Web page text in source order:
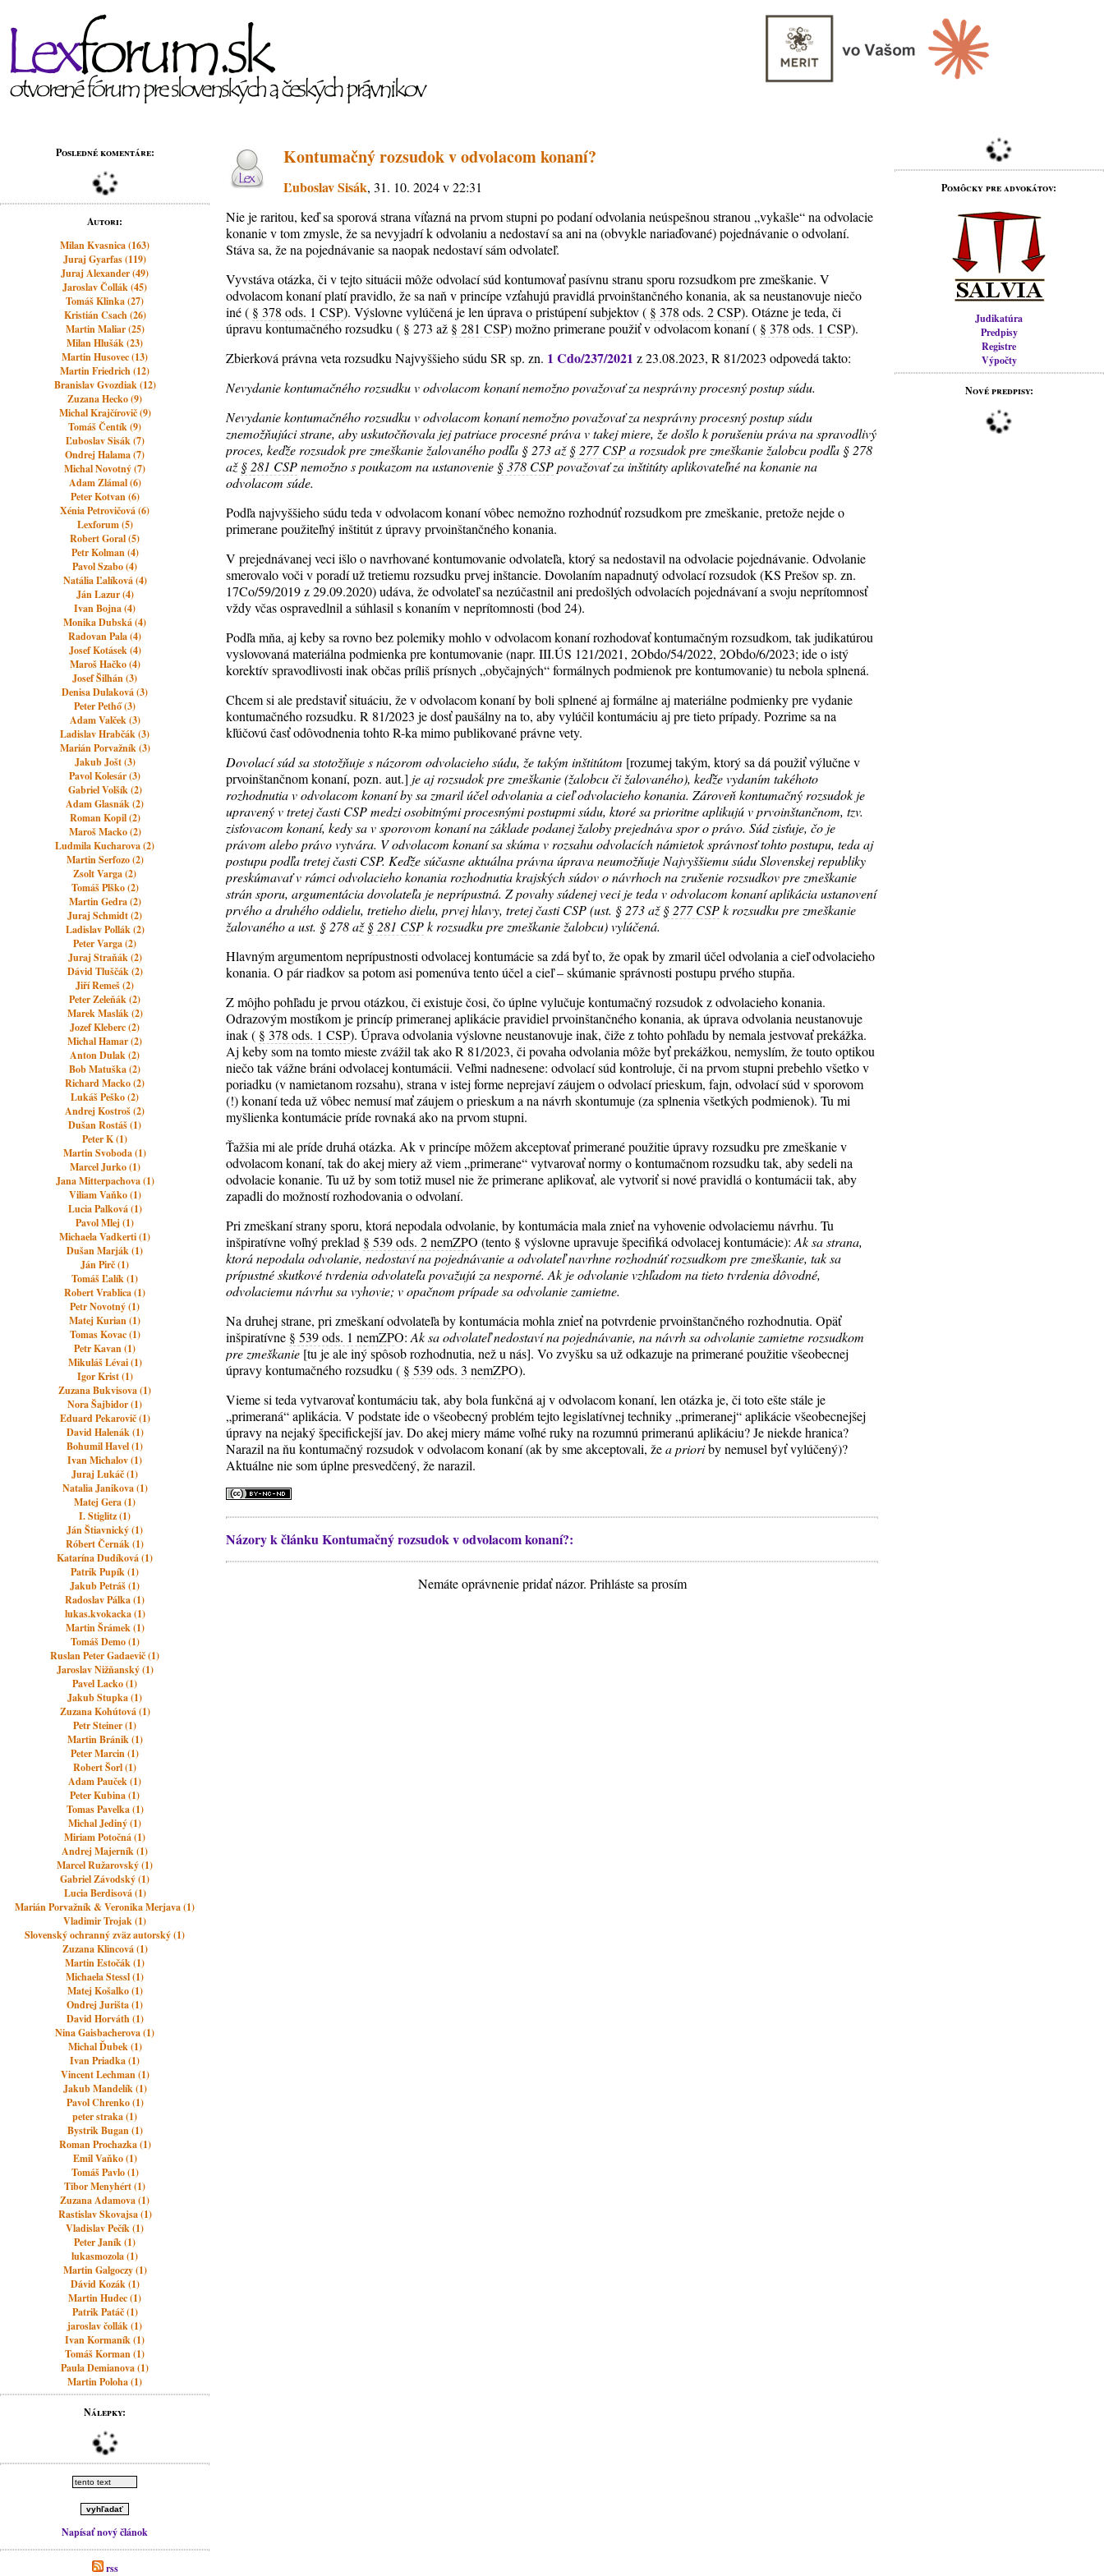
Posledné komentáre:
Autori:
Milan Kvasnica (163)
Juraj Gyarfas (119)
Juraj Alexander (49)
Jaroslav Čollák (45)
Tomáš Klinka (27)
Kristián Csach (26)
Martin Maliar (25)
Milan Hlušák (23)
Martin Husovec (13)
Martin Friedrich (12)
Branislav Gvozdiak (12)
Zuzana Hecko (9)
Michal Krajčírovič (9)
Tomáš Čentík (9)
Ľuboslav Sisák (7)
Ondrej Halama (7)
Michal Novotný (7)
Adam Zlámal (6)
Peter Kotvan (6)
Xénia Petrovičová (6)
Lexforum (5)
Robert Goral (5)
Petr Kolman (4)
Pavol Szabo (4)
Natália Ľalíková (4)
Ján Lazur (4)
Ivan Bojna (4)
Monika Dubská (4)
Radovan Pala (4)
Josef Kotásek (4)
Maroš Hačko (4)
Josef Šilhán (3)
Denisa Dulaková (3)
Peter Pethő (3)
Adam Valček (3)
Ladislav Hrabčák (3)
Marián Porvažník (3)
Jakub Jošt (3)
Pavol Kolesár (3)
Gabriel Volšík (2)
Adam Glasnák (2)
Roman Kopil (2)
Maroš Macko (2)
Ludmila Kucharova (2)
Martin Serfozo (2)
Zsolt Varga (2)
Tomáš Plško (2)
Martin Gedra (2)
Juraj Schmidt (2)
Ladislav Pollák (2)
Peter Varga (2)
Juraj Straňák (2)
Dávid Tluščák (2)
Jiří Remeš (2)
Peter Zeleňák (2)
Marek Maslák (2)
Jozef Kleberc (2)
Michal Hamar (2)
Anton Dulak (2)
Bob Matuška (2)
Richard Macko (2)
Lukáš Peško (2)
Andrej Kostroš (2)
Dušan Rostáš (1)
Peter K (1)
Martin Svoboda (1)
Marcel Jurko (1)
Jana Mitterpachova (1)
Viliam Vaňko (1)
Lucia Palková (1)
Pavol Mlej (1)
Michaela Vadkerti (1)
Dušan Marják (1)
Ján Pirč (1)
Tomáš Ľalík (1)
Robert Vrablica (1)
Petr Novotný (1)
Matej Kurian (1)
Tomas Kovac (1)
Petr Kavan (1)
Mikuláš Lévai (1)
Igor Krist (1)
Zuzana Bukvisova (1)
Nora Šajbidor (1)
Eduard Pekarovič (1)
David Halenák (1)
Bohumil Havel (1)
Ivan Michalov (1)
Juraj Lukáč (1)
Natalia Janikova (1)
Matej Gera (1)
I. Stiglitz (1)
Ján Štiavnický (1)
Róbert Černák (1)
Katarína Dudíková (1)
Patrik Pupík (1)
Jakub Petráš (1)
Radoslav Pálka (1)
lukas.kvokacka (1)
Martin Šrámek (1)
Tomáš Demo (1)
Ruslan Peter Gadaevič (1)
Jaroslav Nižňanský (1)
Pavel Lacko (1)
Jakub Stupka (1)
Zuzana Kohútová (1)
Petr Steiner (1)
Martin Bránik (1)
Peter Marcin (1)
Robert Šorl (1)
Adam Pauček (1)
Peter Kubina (1)
Tomas Pavelka (1)
Michal Jediný (1)
Miriam Potočná (1)
Andrej Majerník (1)
Marcel Ružarovský (1)
Gabriel Závodský (1)
Lucia Berdisová (1)
Marián Porvažník & Veronika Merjava (1)
Vladimir Trojak (1)
Slovenský ochranný zväz autorský (1)
Zuzana Klincová (1)
Martin Estočák (1)
Michaela Stessl (1)
Matej Košalko (1)
Ondrej Jurišta (1)
David Horváth (1)
Nina Gaisbacherova (1)
Michal Ďubek (1)
Ivan Priadka (1)
Vincent Lechman (1)
Jakub Mandelík (1)
Pavol Chrenko (1)
peter straka (1)
Bystrik Bugan (1)
Roman Prochazka (1)
Emil Vaňko (1)
Tomáš Pavlo (1)
Tibor Menyhért (1)
Zuzana Adamova (1)
Rastislav Skovajsa (1)
Vladislav Pečík (1)
Peter Janík (1)
lukasmozola (1)
Martin Galgoczy (1)
Dávid Kozák (1)
Martin Hudec (1)
Patrik Patáč (1)
jaroslav čollák (1)
Ivan Kormaník (1)
Tomáš Korman (1)
Paula Demianova (1)
Martin Poloha (1)
Nálepky:
Napísať nový článok
rss
Pomôcky pre advokátov:
Judikatúra
Predpisy
Registre
Výpočty
Nové predpisy:
Kontumačný rozsudok v odvolacom konaní?
Ľuboslav Sisák, 31. 10. 2024 v 22:31
Nie je raritou, keď sa sporová strana víťazná na prvom stupni po podaní odvolania neúspešnou stranou „vykašle“ na odvolacie
konanie v tom zmysle, že sa nevyjadrí k odvolaniu a nedostaví sa ani na (obvykle nariaďované) pojednávanie o odvolaní.
Stáva sa, že na pojednávanie sa naopak nedostaví sám odvolateľ.
Vyvstáva otázka, či v tejto situácii môže odvolací súd kontumovať pasívnu stranu sporu rozsudkom pre zmeškanie. V
odvolacom konaní platí pravidlo, že sa naň v princípe vzťahujú pravidlá prvoinštančného konania, ak sa neustanovuje niečo
iné ( § 378 ods. 1 CSP). Výslovne vylúčená je len úprava o pristúpení subjektov ( § 378 ods. 2 CSP). Otázne je teda, či
úpravu kontumačného rozsudku ( § 273 až § 281 CSP) možno primerane použiť v odvolacom konaní ( § 378 ods. 1 CSP).
Zbierková právna veta rozsudku Najvyššieho súdu SR sp. zn. 1 Cdo/237/2021 z 23.08.2023, R 81/2023 odpovedá takto:
Nevydanie kontumačného rozsudku v odvolacom konaní nemožno považovať za nesprávny procesný postup súdu.
Nevydanie kontumačného rozsudku v odvolacom konaní nemožno považovať za nesprávny procesný postup súdu
znemožňujúci strane, aby uskutočňovala jej patriace procesné práva v takej miere, že došlo k porušeniu práva na spravodlivý
proces, keďže rozsudok pre zmeškanie žalovaného podľa § 273 až§ 277 CSPa rozsudok pre zmeškanie žalobcu podľa § 278
až§ 281 CSPnemožno s poukazom na ustanovenie § 378 CSPpovažovať za inštitúty aplikovateľné na konanie na
odvolacom súde.
Podľa najvyššieho súdu teda v odvolacom konaní vôbec nemožno rozhodnúť rozsudkom pre zmeškanie, pretože nejde o
primerane použiteľný inštitút z úpravy prvoinštančného konania.
V prejednávanej veci išlo o navrhované kontumovanie odvolateľa, ktorý sa nedostavil na odvolacie pojednávanie. Odvolanie
smerovalo voči v poradí už tretiemu rozsudku prvej inštancie. Dovolaním napadnutý odvolací rozsudok (KS Prešov sp. zn.
17Co/59/2019 z 29.09.2020) udáva, že odvolateľ sa nezúčastnil ani predošlých odvolacích pojednávaní a svoju neprítomnosť
vždy včas ospravedlnil a súhlasil s konaním v neprítomnosti (bod 24).
Podľa mňa, aj keby sa rovno bez polemiky mohlo v odvolacom konaní rozhodovať kontumačným rozsudkom, tak judikatúrou
vyslovovaná materiálna podmienka pre kontumovanie (napr. III.ÚS 121/2021, 2Obdo/54/2022, 2Obdo/6/2023; ide o istý
korektív spravodlivosti inak občas príliš prísnych „obyčajných“ formálnych podmienok pre kontumovanie) tu nebola splnená.
Chcem si ale predstaviť situáciu, že v odvolacom konaní by boli splnené aj formálne aj materiálne podmienky pre vydanie
kontumačného rozsudku. R 81/2023 je dosť paušálny na to, aby vylúčil kontumáciu aj pre tieto prípady. Pozrime sa na
kľúčovú časť odôvodnenia tohto R-ka mimo publikované právne vety.
Dovolací súd sa stotožňuje s názorom odvolacieho súdu, že takým inštitútom [rozumej takým, ktorý sa dá použiť výlučne v
prvoinštančnom konaní, pozn. aut.] je aj rozsudok pre zmeškanie (žalobcu či žalovaného), keďže vydaním takéhoto
rozhodnutia v odvolacom konaní by sa zmaril účel odvolania a cieľ odvolacieho konania. Zároveň kontumačný rozsudok je
upravený v tretej časti CSP medzi osobitnými procesnými postupmi súdu, ktoré sa prioritne aplikujú v prvoinštančnom, tzv.
zisťovacom konaní, kedy sa v sporovom konaní na základe podanej žaloby prejednáva spor o právo. Súd zisťuje, čo je
právom alebo právo vytvára. V odvolacom konaní sa skúma v rozsahu odvolacích námietok správnosť tohto postupu, teda aj
postupu podľa tretej časti CSP. Keďže súčasne aktuálna právna úprava neumožňuje Najvyššiemu súdu Slovenskej republiky
preskúmavať v rámci odvolacieho konania rozhodnutia krajských súdov o návrhoch na zrušenie rozsudkov pre zmeškanie
strán sporu, argumentácia dovolateľa je neprípustná. Z povahy súdenej veci je teda v odvolacom konaní aplikácia ustanovení
prvého a druhého oddielu, tretieho dielu, prvej hlavy, tretej časti CSP (ust. § 273 až§ 277 CSPk rozsudku pre zmeškanie
žalovaného a ust. § 278 až§ 281 CSPk rozsudku pre zmeškanie žalobcu) vylúčená.
Hlavným argumentom neprípustnosti odvolacej kontumácie sa zdá byť to, že opak by zmaril účel odvolania a cieľ odvolacieho
konania. O pár riadkov sa potom asi pomenúva tento účel a cieľ – skúmanie správnosti postupu prvého stupňa.
Z môjho pohľadu je prvou otázkou, či existuje čosi, čo úplne vylučuje kontumačný rozsudok z odvolacieho konania.
Odrazovým mostíkom je princíp primeranej aplikácie pravidiel prvoinštančného konania, ak úprava odvolania neustanovuje
inak ( § 378 ods. 1 CSP). Úprava odvolania výslovne neustanovuje inak, čiže z tohto pohľadu by nemala jestvovať prekážka.
Aj keby som na tomto mieste zvážil tak ako R 81/2023, či povaha odvolania môže byť prekážkou, nemyslím, že touto optikou
niečo tak vážne bráni odvolacej kontumácii. Veľmi nadnesene: odvolací súd kontroluje, či na prvom stupni prebehlo všetko v
poriadku (v namietanom rozsahu), strana v istej forme neprejaví záujem o odvolací prieskum, fajn, odvolací súd v sporovom
(!) konaní teda už vôbec nemusí mať záujem o prieskum a na návrh skontumuje (za splnenia všetkých podmienok). Tu mi
myšlienka kontumácie príde rovnaká ako na prvom stupni.
Ťažšia mi ale príde druhá otázka. Ak v princípe môžem akceptovať primerané použitie úpravy rozsudku pre zmeškanie v
odvolacom konaní, tak do akej miery až viem „primerane“ vytvarovať normy o kontumačnom rozsudku tak, aby sedeli na
odvolacie konanie. Tu už by som totiž musel nie že primerane aplikovať, ale vytvoriť si nové pravidlá o kontumácii tak, aby
zapadli do možností rozhodovania o odvolaní.
Pri zmeškaní strany sporu, ktorá nepodala odvolanie, by kontumácia mala znieť na vyhovenie odvolaciemu návrhu. Tu
inšpiratívne voľný preklad § 539 ods. 2 nemZPO (tento § výslovne upravuje špecifiká odvolacej kontumácie):Ak sa strana,
ktorá nepodala odvolanie, nedostaví na pojednávanie a odvolateľ navrhne rozhodnúť rozsudkom pre zmeškanie, tak sa
prípustné skutkové tvrdenia odvolateľa považujú za nesporné. Ak je odvolanie vzhľadom na tieto tvrdenia dôvodné,
odvolaciemu návrhu sa vyhovie; v opačnom prípade sa odvolanie zamietne.
Na druhej strane, pri zmeškaní odvolateľa by kontumácia mohla znieť na potvrdenie prvoinštančného rozhodnutia. Opäť
inšpiratívne § 539 ods. 1 nemZPO:Ak sa odvolateľ nedostaví na pojednávanie, na návrh sa odvolanie zamietne rozsudkom
pre zmeškanie [tu je ale iný spôsob rozhodnutia, než u nás]. Vo zvyšku sa už odkazuje na primerané použitie všeobecnej
úpravy kontumačného rozsudku ( § 539 ods. 3 nemZPO).
Vieme si teda vytvarovať kontumáciu tak, aby bola funkčná aj v odvolacom konaní, len otázka je, či toto ešte stále je
„primeraná“ aplikácia. V podstate ide o všeobecný problém tejto legislatívnej techniky „primeranej“ aplikácie všeobecnejšej
úpravy na nejaký špecifickejší jav. Do akej miery máme voľné ruky na rozumnú primeranú aplikáciu? Je niekde hranica?
Narazil na ňu kontumačný rozsudok v odvolacom konaní (ak by sme akceptovali, žea prioriby nemusel byť vylúčený)?
Aktuálne nie som úplne presvedčený, že narazil.
Názory k článku Kontumačný rozsudok v odvolacom konaní?:
Nemáte oprávnenie pridať názor. Prihláste sa prosím